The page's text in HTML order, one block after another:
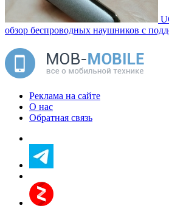
обзор беспроводных наушников с
Реклама на сайте
О нас
Обратная связь